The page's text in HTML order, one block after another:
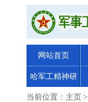
网站首页
哈军工精神研
究
当前位置： 主页 >